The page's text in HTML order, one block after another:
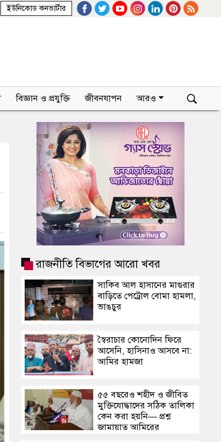
ইউনিকোড কনভার্টার
বিজ্ঞান ও প্রযুক্তি জীবনযাপন আরও
রাজনীতি বিভাগের আরো খবর
সাকিব আল হাসানের মাগুরার
বাড়িতে পেট্রোল বোমা হামলা,
ভাঙচুর
স্বৈরাচার কোনোদিন ফিরে
আসেনি, হাসিনাও আসবে না:
আমির হামজা
৫৫ বছরেও শহীদ ও জীবিত
মুক্তিযোদ্ধাদের সঠিক তালিকা
কেন করা হয়নি— প্রশ্ন
জামায়াত আমিরের